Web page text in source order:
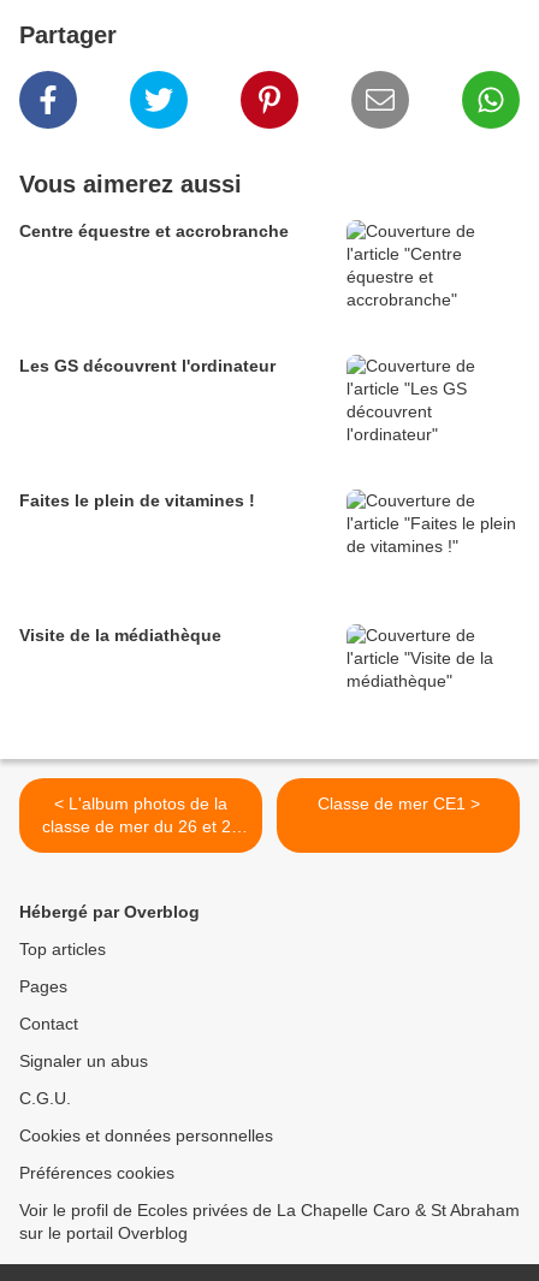
Partager
Vous aimerez aussi
Centre équestre et accrobranche
Les GS découvrent l'ordinateur
Faites le plein de vitamines !
Visite de la médiathèque
< L'album photos de la
classe de mer du 26 et 27
septembre à Larmor Baden
Classe de mer CE1 >
Hébergé par Overblog
Top articles
Pages
Contact
Signaler un abus
C.G.U.
Cookies et données personnelles
Préférences cookies
Voir le profil de Ecoles privées de La Chapelle Caro & St Abraham
sur le portail Overblog